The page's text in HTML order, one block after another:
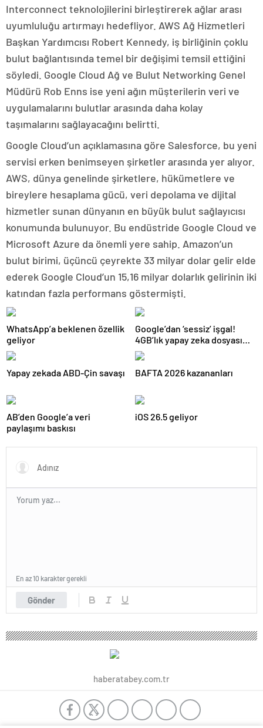
Interconnect teknolojilerini birleştirerek ağlar arası
uyumluluğu artırmayı hedefliyor. AWS Ağ Hizmetleri
Başkan Yardımcısı Robert Kennedy, iş birliğinin çoklu
bulut bağlantısında temel bir değişimi temsil ettiğini
söyledi. Google Cloud Ağ ve Bulut Networking Genel
Müdürü Rob Enns ise yeni ağın müşterilerin veri ve
uygulamalarını bulutlar arasında daha kolay
taşımalarını sağlayacağını belirtti.
Google Cloud’un açıklamasına göre Salesforce, bu yeni
servisi erken benimseyen şirketler arasında yer alıyor.
AWS, dünya genelinde şirketlere, hükümetlere ve
bireylere hesaplama gücü, veri depolama ve dijital
hizmetler sunan dünyanın en büyük bulut sağlayıcısı
konumunda bulunuyor. Bu endüstride Google Cloud ve
Microsoft Azure da önemli yere sahip. Amazon’un
bulut birimi, üçüncü çeyrekte 33 milyar dolar gelir elde
ederek Google Cloud’un 15,16 milyar dolarlık gelirinin iki
katından fazla performans göstermişti.
WhatsApp’a beklenen özellik
geliyor
Google’dan ‘sessiz’ işgal!
4GB’lık yapay zeka dosyası
gizlice cihazlara yerleştirdi
Yapay zekada ABD-Çin savaşı
BAFTA 2026 kazananları
AB’den Google’a veri
paylaşımı baskısı
iOS 26.5 geliyor
Gönder
En az 10 karakter gerekli
haberatabey.com.tr